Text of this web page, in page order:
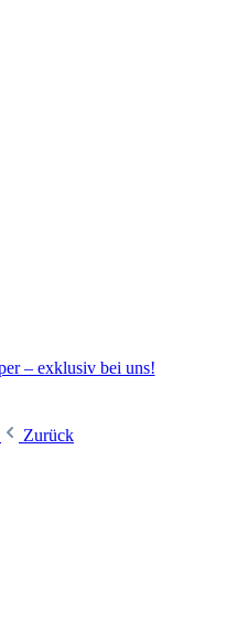
– exklusiv bei uns!
Zurück